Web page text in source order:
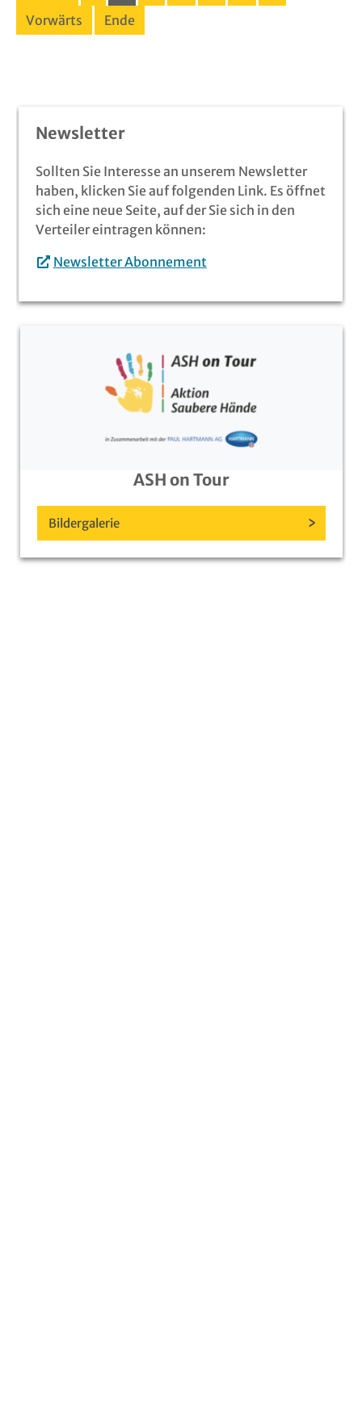
Vorwärts
Ende
Newsletter
Sollten Sie Interesse an unserem Newsletter
haben, klicken Sie auf folgenden Link. Es öffnet
sich eine neue Seite, auf der Sie sich in den
Verteiler eintragen können:
Newsletter Abonnement
ASH on Tour
Bildergalerie